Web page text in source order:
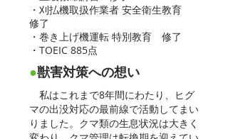
・刈払機取扱作業者 安全衛生教育
修了
・巻き上げ機運転 特別教育 修了
・TOEIC 885点
●獣害対策への想い
私はこれまで8年間にわたり、ヒグ
マの出没対応の最前線で活動してまい
りました。クマ類の生息状況は大きく